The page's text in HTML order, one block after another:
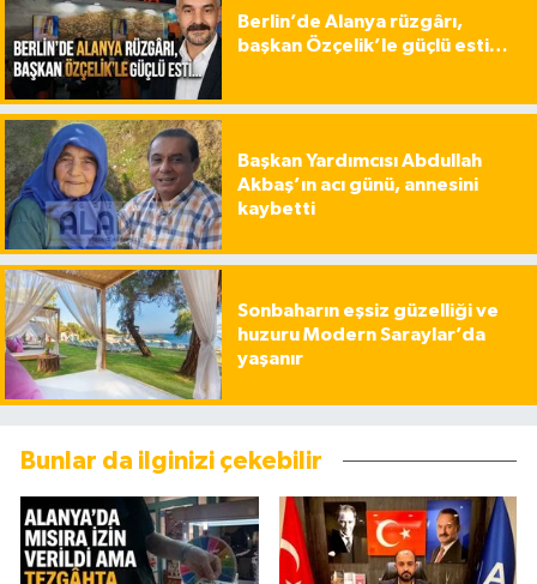
Berlin’de Alanya rüzgârı,
başkan Özçelik’le güçlü esti…
Başkan Yardımcısı Abdullah
Akbaş’ın acı günü, annesini
kaybetti
Sonbaharın eşsiz güzelliği ve
huzuru Modern Saraylar’da
yaşanır
Bunlar da ilginizi çekebilir